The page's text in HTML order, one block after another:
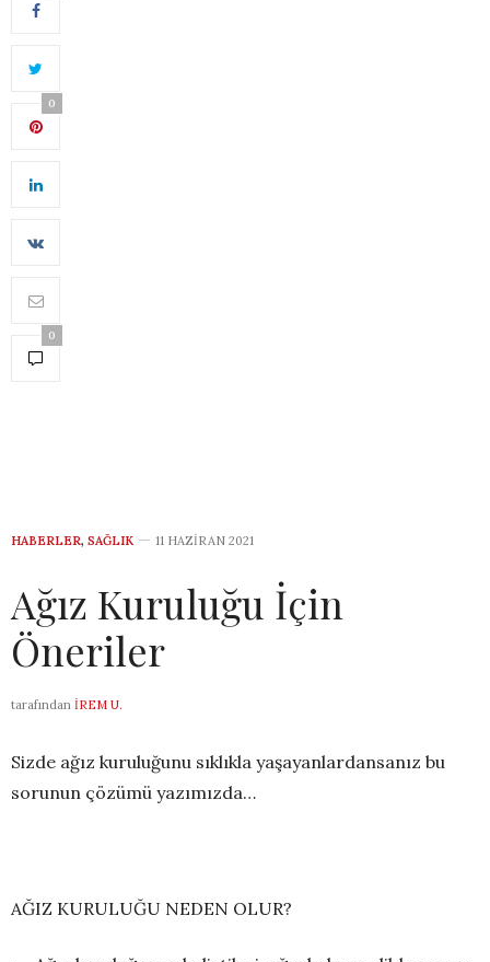
0
0
HABERLER, SAĞLIK 11 HAZIRAN 2021
Ağız Kuruluğu İçin
Öneriler
tarafından İREM U.
Sizde ağız kuruluğunu sıklıkla yaşayanlardansanız bu
sorunun çözümü yazımızda…
AĞIZ KURULUĞU NEDEN OLUR?